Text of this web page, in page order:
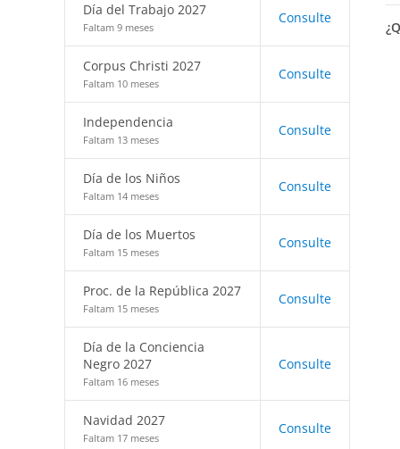
Día del Trabajo 2027
Faltam 9 meses
Consulte
Corpus Christi 2027
Faltam 10 meses
Consulte
Independencia
Faltam 13 meses
Consulte
Día de los Niños
Faltam 14 meses
Consulte
Día de los Muertos
Faltam 15 meses
Consulte
Proc. de la República 2027
Faltam 15 meses
Consulte
Día de la Conciencia
Negro 2027
Faltam 16 meses
Consulte
Navidad 2027
Faltam 17 meses
Consulte